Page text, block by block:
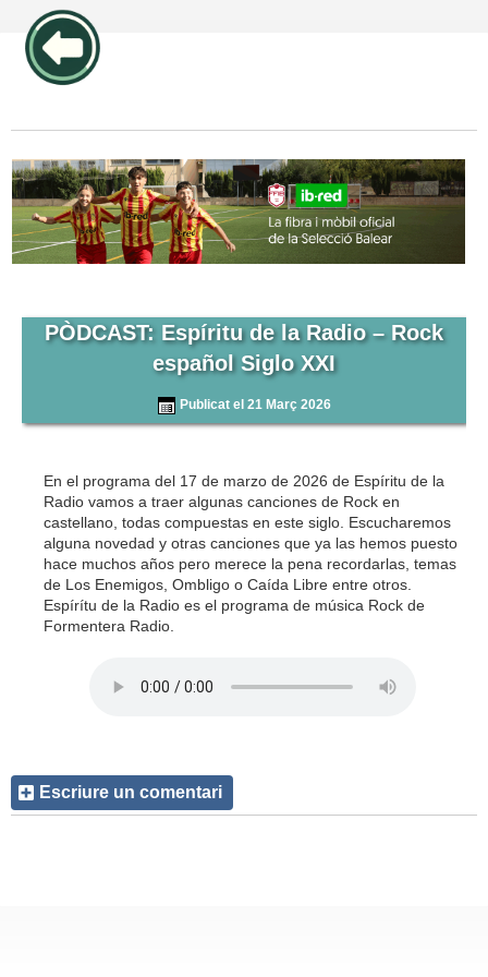
PÒDCAST: Espíritu de la Radio – Rock
español Siglo XXI
Publicat el 21 Març 2026
En el programa del 17 de marzo de 2026 de Espíritu de la
Radio vamos a traer algunas canciones de Rock en
castellano, todas compuestas en este siglo. Escucharemos
alguna novedad y otras canciones que ya las hemos puesto
hace muchos años pero merece la pena recordarlas, temas
de Los Enemigos, Ombligo o Caída Libre entre otros.
Espírítu de la Radio es el programa de música Rock de
Formentera Radio.
Escriure un comentari